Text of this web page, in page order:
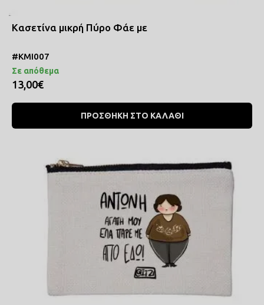
Κασετίνα μικρή Πύρο Φάε με
#ΚΜΙ007
Σε απόθεμα
13,00€
ΠΡΟΣΘΗΚΗ ΣΤΟ ΚΑΛΑΘΙ